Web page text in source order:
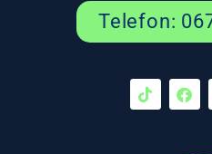
Telefon: